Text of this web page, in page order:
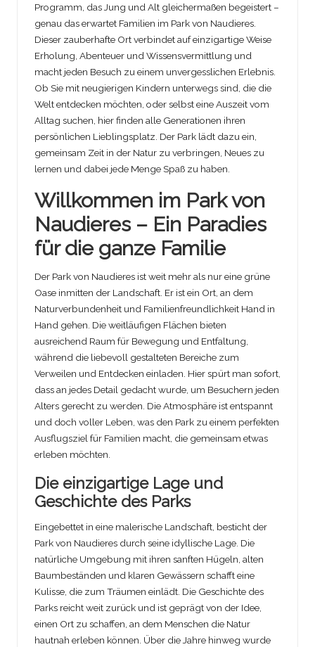
Programm, das Jung und Alt gleichermaßen begeistert –
genau das erwartet Familien im Park von Naudieres.
Dieser zauberhafte Ort verbindet auf einzigartige Weise
Erholung, Abenteuer und Wissensvermittlung und
macht jeden Besuch zu einem unvergesslichen Erlebnis.
Ob Sie mit neugierigen Kindern unterwegs sind, die die
Welt entdecken möchten, oder selbst eine Auszeit vom
Alltag suchen, hier finden alle Generationen ihren
persönlichen Lieblingsplatz. Der Park lädt dazu ein,
gemeinsam Zeit in der Natur zu verbringen, Neues zu
lernen und dabei jede Menge Spaß zu haben.
Willkommen im Park von
Naudieres – Ein Paradies
für die ganze Familie
Der Park von Naudieres ist weit mehr als nur eine grüne
Oase inmitten der Landschaft. Er ist ein Ort, an dem
Naturverbundenheit und Familienfreundlichkeit Hand in
Hand gehen. Die weitläufigen Flächen bieten
ausreichend Raum für Bewegung und Entfaltung,
während die liebevoll gestalteten Bereiche zum
Verweilen und Entdecken einladen. Hier spürt man sofort,
dass an jedes Detail gedacht wurde, um Besuchern jeden
Alters gerecht zu werden. Die Atmosphäre ist entspannt
und doch voller Leben, was den Park zu einem perfekten
Ausflugsziel für Familien macht, die gemeinsam etwas
erleben möchten.
Die einzigartige Lage und
Geschichte des Parks
Eingebettet in eine malerische Landschaft, besticht der
Park von Naudieres durch seine idyllische Lage. Die
natürliche Umgebung mit ihren sanften Hügeln, alten
Baumbeständen und klaren Gewässern schafft eine
Kulisse, die zum Träumen einlädt. Die Geschichte des
Parks reicht weit zurück und ist geprägt von der Idee,
einen Ort zu schaffen, an dem Menschen die Natur
hautnah erleben können. Über die Jahre hinweg wurde